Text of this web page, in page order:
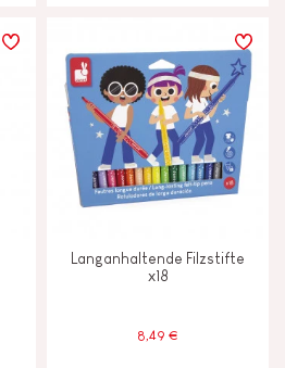
Langanhaltende Filzstifte
x18
8,49 €